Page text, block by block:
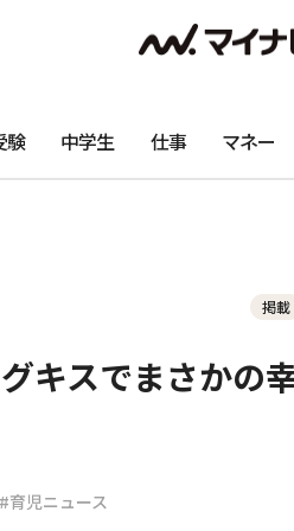
験 中学生 仕事 マネー
掲載
キスでまさかの
#育児ニュース